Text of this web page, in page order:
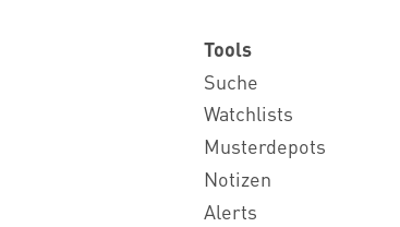
Tools
Suche
Watchlists
Musterdepots
Notizen
Alerts